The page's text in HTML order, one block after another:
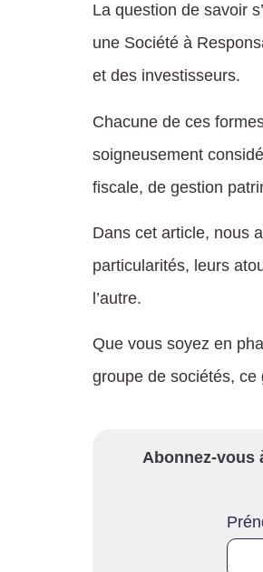
La question de savoir
une Société à
et des investisseurs.
Chacune de ces
soigneusement
fiscale, de gestion
Dans cet article, nous
particularités, leurs
l’autre.
Que vous soyez en
groupe de sociétés,
Abonnez-vous